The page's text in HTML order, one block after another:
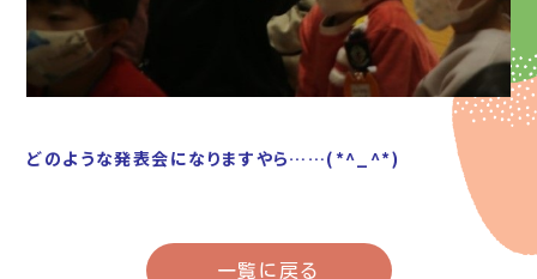
どのような発表会になりますやら……(*^_^*)
一覧に戻る